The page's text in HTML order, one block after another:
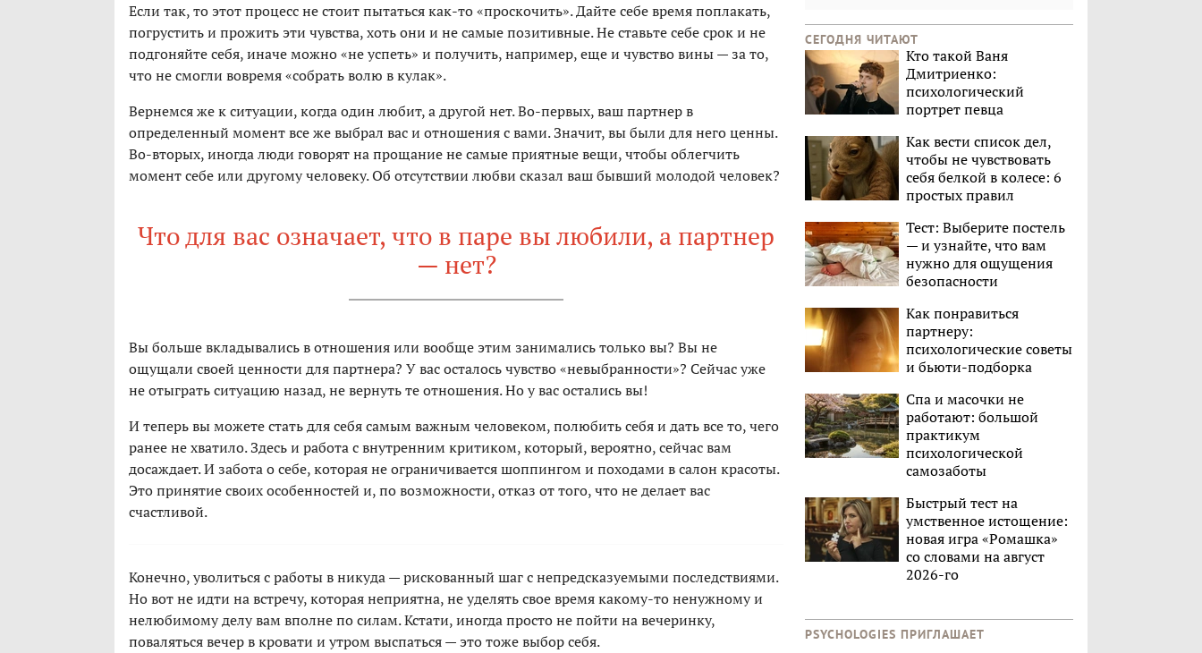
Если так, то этот процесс не стоит пытаться как-то «проскочить». Дайте себе время поплакать,
погрустить и прожить эти чувства, хоть они и не самые позитивные. Не ставьте себе срок и не
подгоняйте себя, иначе можно «не успеть» и получить, например, еще и чувство вины — за то,
что не смогли вовремя «собрать волю в кулак».
Вернемся же к ситуации, когда один любит, а другой нет. Во-первых, ваш партнер в
определенный момент все же выбрал вас и отношения с вами. Значит, вы были для него ценны.
Во-вторых, иногда люди говорят на прощание не самые приятные вещи, чтобы облегчить
момент себе или другому человеку. Об отсутствии любви сказал ваш бывший молодой человек?
Что для вас означает, что в паре вы любили, а партнер
— нет?
Вы больше вкладывались в отношения или вообще этим занимались только вы? Вы не
ощущали своей ценности для партнера? У вас осталось чувство «невыбранности»? Сейчас уже
не отыграть ситуацию назад, не вернуть те отношения. Но у вас остались вы!
И теперь вы можете стать для себя самым важным человеком, полюбить себя и дать все то, чего
ранее не хватило. Здесь и работа с внутренним критиком, который, вероятно, сейчас вам
досаждает. И забота о себе, которая не ограничивается шоппингом и походами в салон красоты.
Это принятие своих особенностей и, по возможности, отказ от того, что не делает вас
счастливой.
Конечно, уволиться с работы в никуда — рискованный шаг с непредсказуемыми последствиями.
Но вот не идти на встречу, которая неприятна, не уделять свое время какому-то ненужному и
нелюбимому делу вам вполне по силам. Кстати, иногда просто не пойти на вечеринку,
поваляться вечер в кровати и утром выспаться — это тоже выбор себя.
СЕГОДНЯ ЧИТАЮТ
Кто такой Ваня
Дмитриенко:
психологический
портрет певца
Как вести список дел,
чтобы не чувствовать
себя белкой в колесе: 6
простых правил
Тест: Выберите постель
— и узнайте, что вам
нужно для ощущения
безопасности
Как понравиться
партнеру:
психологические советы
и бьюти-подборка
Спа и масочки не
работают: большой
практикум
психологической
самозаботы
Быстрый тест на
умственное истощение:
новая игра «Ромашка»
со словами на август
2026-го
PSYCHOLOGIES ПРИГЛАШАЕТ